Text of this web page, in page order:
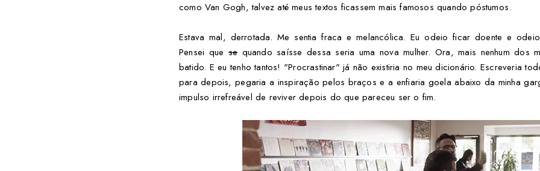
como Van Gogh, talvez até meus textos ficassem mais famosos quando póstumos.
Estava mal, derrotada. Me sentia fraca e melancólica. Eu odeio ficar doente e
Pensei quesequando saísse dessa seria uma nova mulher. Ora, mais nenhum dos
batido. E eu tenho tantos! "Procrastinar" já não existiria no meu dicionário. Escreveria
para depois, pegaria a inspiração pelos braços e a enfiaria goela abaixo da minha
impulso irrefreável de reviver depois do que pareceu ser o fim.